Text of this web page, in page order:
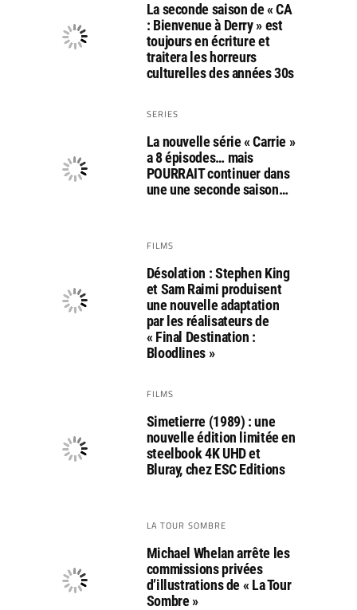
La seconde saison de « CA
: Bienvenue à Derry » est
toujours en écriture et
traitera les horreurs
culturelles des années 30s
SERIES
La nouvelle série « Carrie »
a 8 épisodes… mais
POURRAIT continuer dans
une une seconde saison…
FILMS
Désolation : Stephen King
et Sam Raimi produisent
une nouvelle adaptation
par les réalisateurs de
« Final Destination :
Bloodlines »
FILMS
Simetierre (1989) : une
nouvelle édition limitée en
steelbook 4K UHD et
Bluray, chez ESC Editions
LA TOUR SOMBRE
Michael Whelan arrête les
commissions privées
d’illustrations de « La Tour
Sombre »